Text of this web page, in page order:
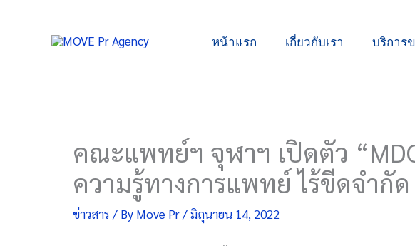
หน้าแรก เกี่ยวกับเรา บริการข
คณะแพทย์ฯ จุฬาฯ เปิดตัว
ความรู้ทางการแพทย์ ไร้ขีดจำกั
ข่าวสาร / By Move Pr/มิถุนายน 14, 2022